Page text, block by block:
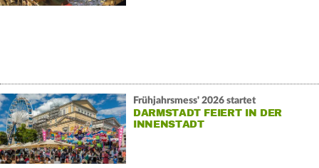
Frühjahrsmess' 2026 startet
DARMSTADT FEIERT IN DER
INNENSTADT